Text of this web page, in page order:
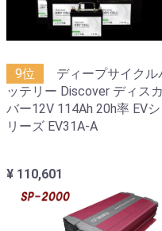
9位
ディープサイクル
ッテリー Discover ディスカ
バー12V 114Ah 20h率 EVシ
リーズ EV31A-A
¥ 110,601